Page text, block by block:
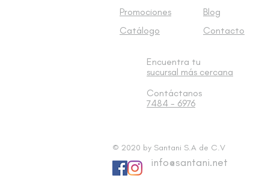
Promociones
Blog
Catálogo
Contacto
Encuentra tu
sucursal más cercana
Contáctanos
7484 - 6976
© 2020 by Santani S.A de C.V
info@santani.net